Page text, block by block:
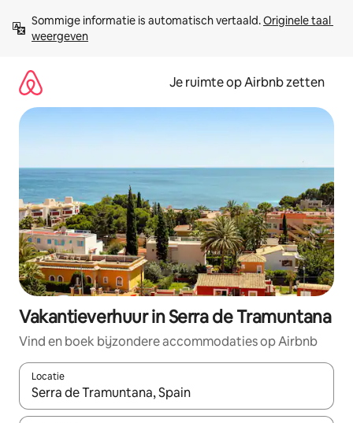
direct
naar
Sommige informatie is automatisch vertaald. Originele taal
weergeven
Je ruimte op Airbnb zetten
Vakantieverhuur in Serra de Tramuntana
Vind en boek bijzondere accommodaties op Airbnb
Locatie
Wanneer er suggesties beschikbaar zijn, maak je een keuze